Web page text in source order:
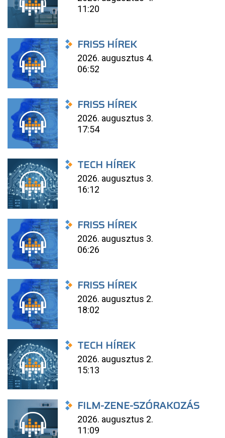
11:20
FRISS HÍREK
2026. augusztus 4.
06:52
FRISS HÍREK
2026. augusztus 3.
17:54
TECH HÍREK
2026. augusztus 3.
16:12
FRISS HÍREK
2026. augusztus 3.
06:26
FRISS HÍREK
2026. augusztus 2.
18:02
TECH HÍREK
2026. augusztus 2.
15:13
FILM-ZENE-SZÓRAKOZÁS
2026. augusztus 2.
11:09